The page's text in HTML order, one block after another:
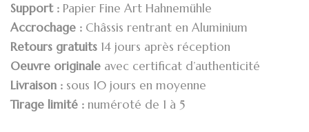
Support : Papier Fine Art Hahnemühle
Accrochage : Châssis rentrant en Aluminium
Retours gratuits 14 jours après réception
Oeuvre originale avec certificat d’authenticité
Livraison : sous 10 jours en moyenne
Tirage limité : numéroté de 1 à 5